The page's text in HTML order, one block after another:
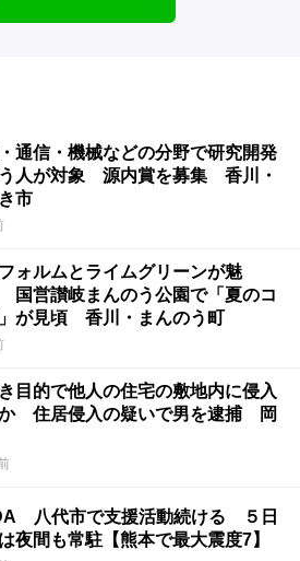
通信・機械などの分野で研究開発
人が対象 源内賞を募集 香川・
市
ォルムとライムグリーンが魅
国営讃岐まんのう公園で「夏のコ
が見頃 香川・まんのう町
目的で他人の住宅の敷地内に侵入
住居侵入の疑いで男を逮捕 岡
八代市で支援活動続ける ５日
夜間も常駐【熊本で最大震度7】